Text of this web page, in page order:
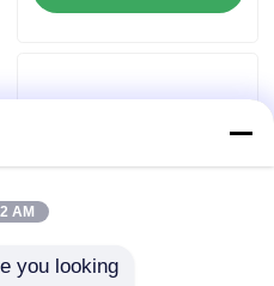
AM
you looking